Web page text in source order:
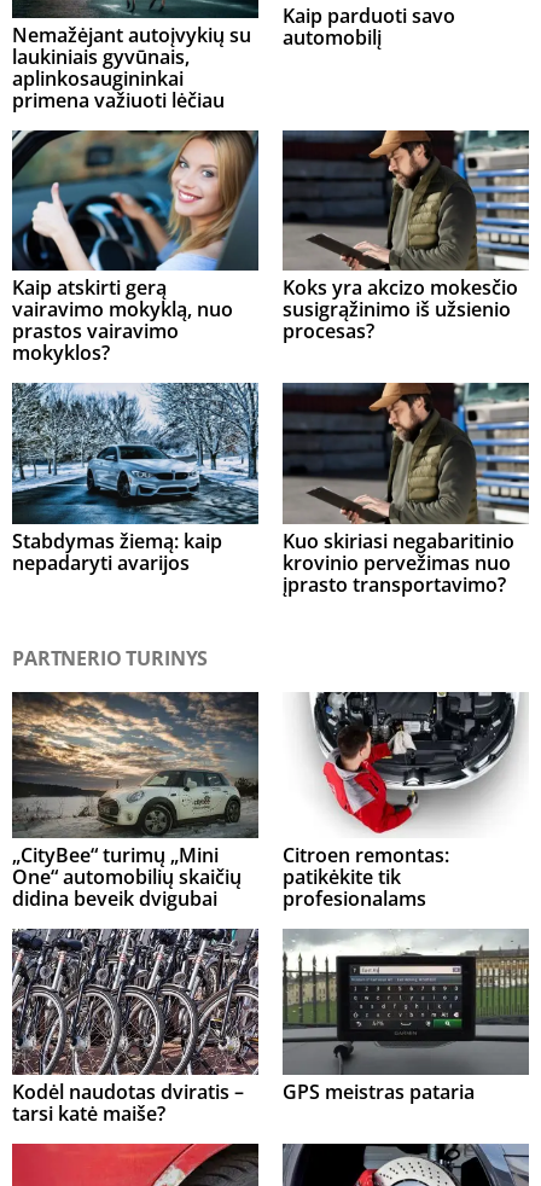
Nemažėjant autoįvykių su
laukiniais gyvūnais,
aplinkosaugininkai
primena važiuoti lėčiau
Kaip parduoti savo
automobilį
Kaip atskirti gerą
vairavimo mokyklą, nuo
prastos vairavimo
mokyklos?
Koks yra akcizo mokesčio
susigrąžinimo iš užsienio
procesas?
Stabdymas žiemą: kaip
nepadaryti avarijos
Kuo skiriasi negabaritinio
krovinio pervežimas nuo
įprasto transportavimo?
PARTNERIO TURINYS
„CityBee“ turimų „Mini
One“ automobilių skaičių
didina beveik dvigubai
Citroen remontas:
patikėkite tik
profesionalams
Kodėl naudotas dviratis –
tarsi katė maiše?
GPS meistras pataria